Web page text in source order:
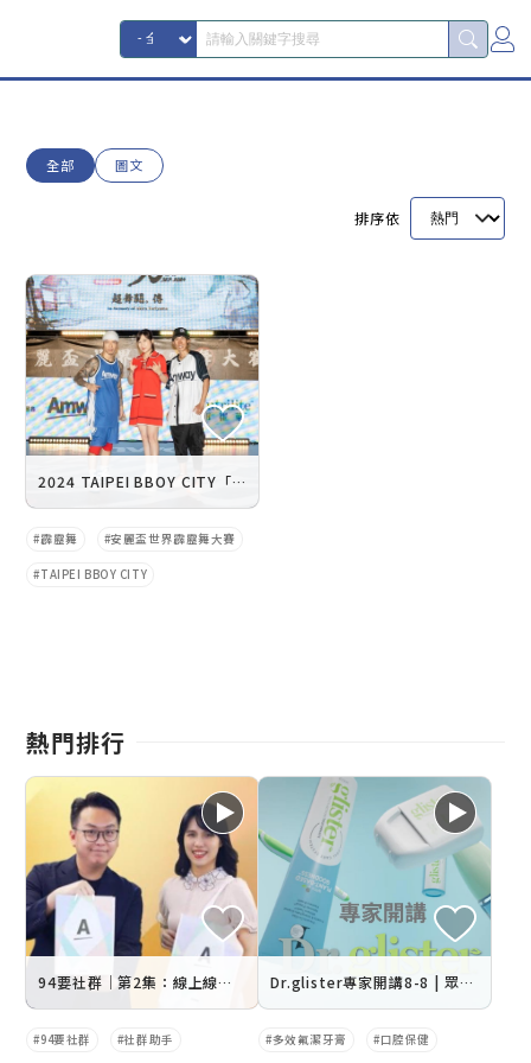
全部 圖文
排序依
2024 TAIPEI BBOY CITY「安麗盃世界霹靂舞大賽」舞出生命的高度與感動
霹靂舞 安麗盃世界霹靂舞大賽
TAIPEI BBOY CITY
熱門排行
94要社群｜第2集：線上線下社群好體驗，顧客開心持續買起來！
94要社群 社群助手
Dr.glister專家開講8-8 | 眾多專家共同推薦
多效氟潔牙膏 口腔保健